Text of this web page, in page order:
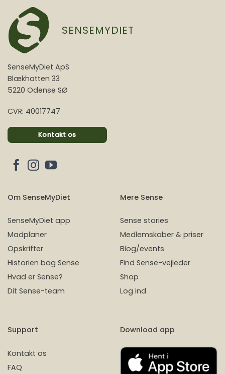
SENSEMYDIET
SenseMyDiet ApS
Blækhatten 33
5220 Odense SØ
CVR: 40017747
Kontakt os
Om SenseMyDiet
SenseMyDiet app
Madplaner
Opskrifter
Historien bag Sense
Hvad er Sense?
Dit Sense-team
Mere Sense
Sense stories
Medlemskaber & priser
Blog/events
Find Sense-vejleder
Shop
Log ind
Support
Kontakt os
FAQ
Download app